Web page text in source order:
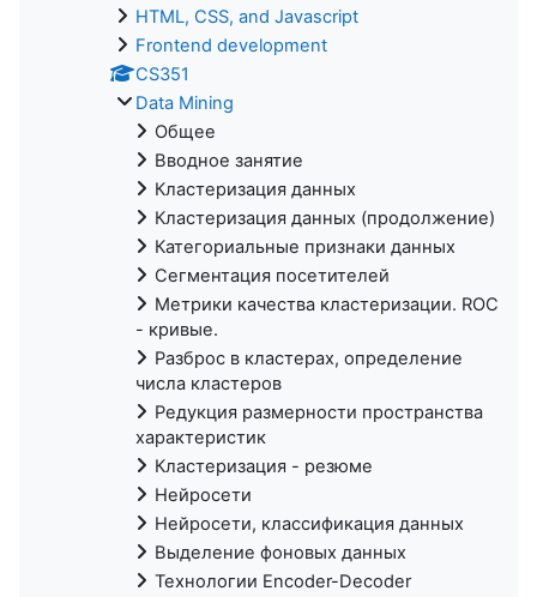
HTML, CSS, and Javascript
Frontend development
CS351
Data Mining
Общее
Вводное занятие
Кластеризация данных
Кластеризация данных (продолжение)
Категориальные признаки данных
Сегментация посетителей
Метрики качества кластеризации. ROC
- кривые.
Разброс в кластерах, определение
числа кластеров
Редукция размерности пространства
характеристик
Кластеризация - резюме
Нейросети
Нейросети, классификация данных
Выделение фоновых данных
Технологии Encoder-Decoder